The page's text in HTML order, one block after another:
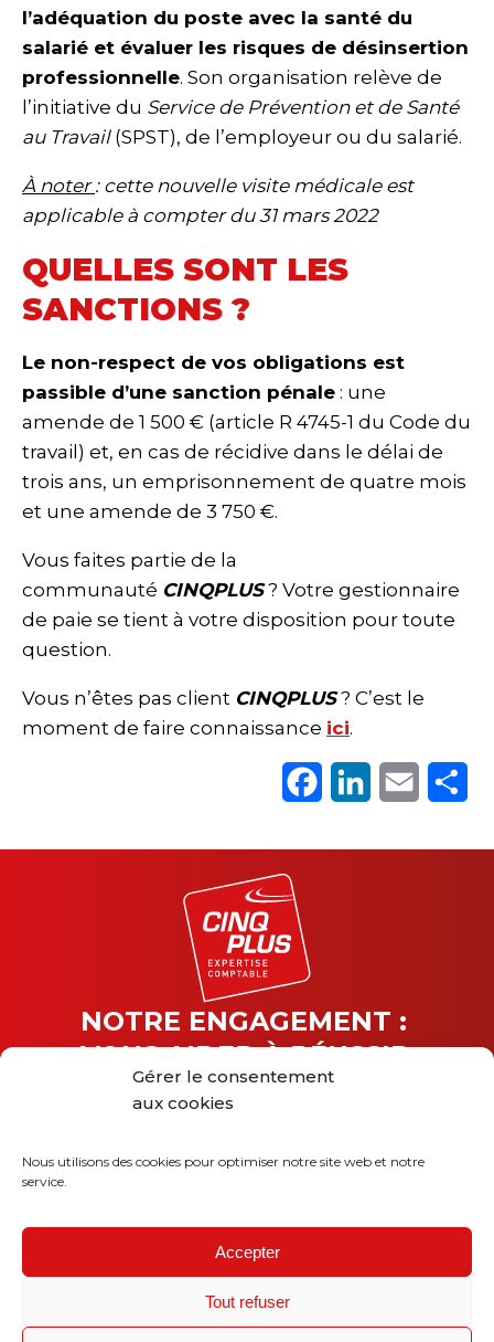
Gérer le consentement
aux cookies
Nous utilisons des cookies pour optimiser notre site web et notre
service.
Accepter
Tout refuser
l’adéquation du poste avec la santé du
salarié et évaluer les risques de désinsertion
professionnelle. Son organisation relève de
l’initiative du Service de Prévention et de Santé
au Travail(SPST), de l’employeur ou du salarié.
À noter: cette nouvelle visite médicale est
applicable à compter du 31 mars 2022
QUELLES SONT LES
SANCTIONS ?
Le non-respect de vos obligations est
passible d’une sanction pénale : une
amende de 1 500 € (article R 4745-1 du Code du
travail) et, en cas de récidive dans le délai de
trois ans, un emprisonnement de quatre mois
et une amende de 3 750 €.
Vous faites partie de la
communauté CINQPLUS? Votre gestionnaire
de paie se tient à votre disposition pour toute
question.
Vous n’êtes pas client CINQPLUS? C’est le
moment de faire connaissance ici.
FacebookLinkedIn
Email
NOTRE ENGAGEMENT :
VOUS AIDER À RÉUSSIR
Entrez dans la communauté
mail
*
CINQPLUS